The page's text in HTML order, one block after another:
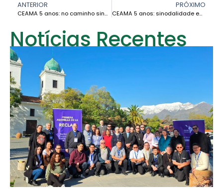
ANTERIOR
CEAMA 5 anos: no caminho sinodal na Amazônia – Cardeal Pedro Barreto
PRÓXIMO
CEAMA 5 anos: sinodalidade encarnada na Amazônia – Istélia Folha
Notícias Recentes